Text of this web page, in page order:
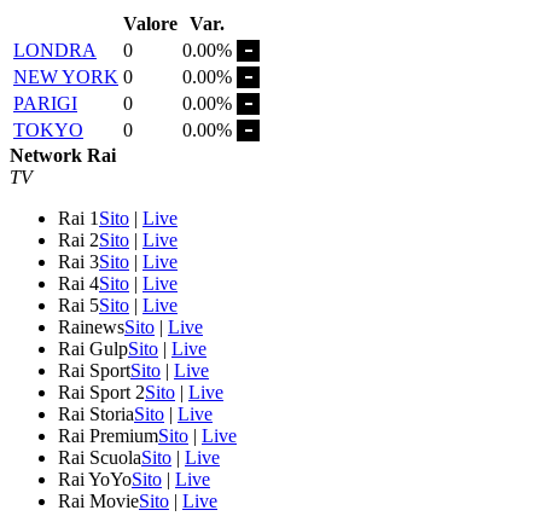
Valore Var.
LONDRA
0
0.00%
NEW YORK 0
0.00%
PARIGI
0
0.00%
TOKYO
0
0.00%
Network Rai
TV
Rai 1 Sito | Live
Rai 2Sito | Live
Rai 3Sito | Live
Rai 4Sito | Live
Rai 5Sito | Live
RainewsSito | Live
Rai GulpSito | Live
Rai SportSito | Live
Rai Sport 2Sito | Live
Rai StoriaSito | Live
Rai PremiumSito | Live
Rai ScuolaSito | Live
Rai YoYoSito | Live
Rai MovieSito | Live